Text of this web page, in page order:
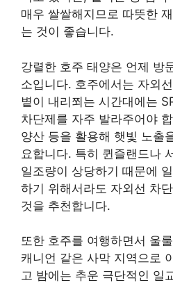
매우 쌀쌀해지므로 따뜻한
는 것이 좋습니다.
강렬한 호주 태양은 언제 방
소입니다. 호주에서는 자외
볕이 내리쬐는 시간대에는
차단제를 자주 발라주어야
양산 등을 활용해 햇빛 노출
요합니다. 특히 퀸즐랜드나
일조량이 상당하기 때문에
하기 위해서라도 자외선 차
것을 추천합니다.
또한 호주를 여행하면서 울
캐니언 같은 사막 지역으로
고 밤에는 추운 극단적인 일